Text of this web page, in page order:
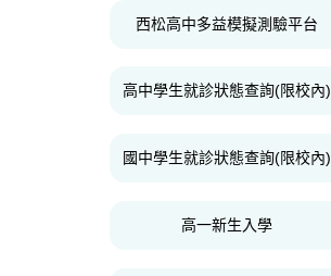
西松高中多益模擬測驗平台
高中學生就診狀態查詢(限校內)
國中學生就診狀態查詢(限校內)
高一新生入學